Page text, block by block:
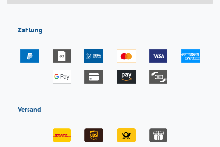
Zahlung
Versand